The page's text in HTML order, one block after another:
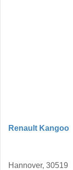
Renault Kangoo
Hannover, 30519